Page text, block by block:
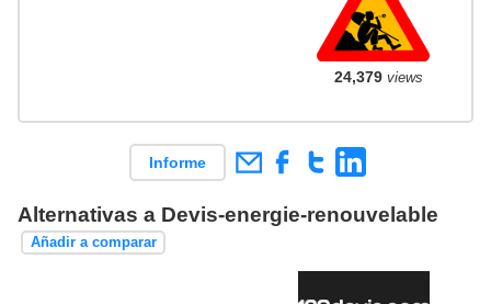
24,379views
Informe
Alternativas a Devis-energie-renouvelable
Añadir a comparar